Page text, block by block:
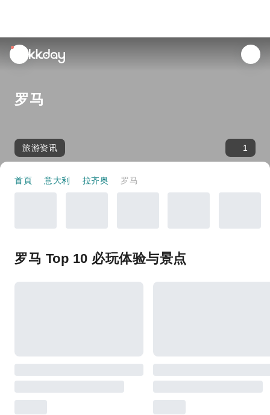
unread
notifications
罗马
旅游资讯 1
首頁 意大利 拉齐奥 罗马
罗马 Top 10 必玩体验与景点